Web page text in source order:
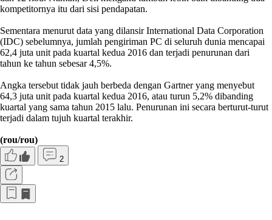
kompetitornya itu dari sisi pendapatan.
Sementara menurut data yang dilansir International Data Corporation
(IDC) sebelumnya, jumlah pengiriman PC di seluruh dunia mencapai
62,4 juta unit pada kuartal kedua 2016 dan terjadi penurunan dari
tahun ke tahun sebesar 4,5%.
Angka tersebut tidak jauh berbeda dengan Gartner yang menyebut
64,3 juta unit pada kuartal kedua 2016, atau turun 5,2% dibanding
kuartal yang sama tahun 2015 lalu. Penurunan ini secara berturut-turut
terjadi dalam tujuh kuartal terakhir.
(rou/rou)
2